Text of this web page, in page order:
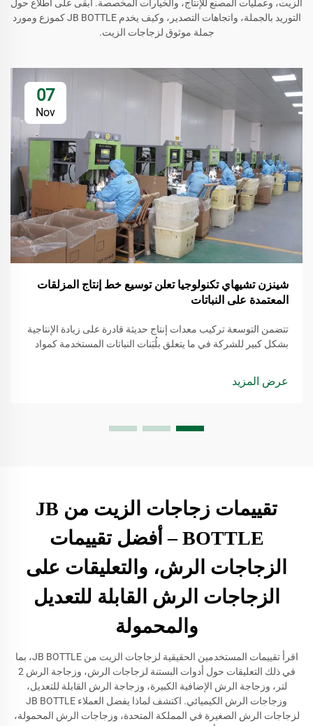
الزيت، وعمليات المصنع للإنتاج، والخيارات المخصصة. ابقى على اطلاع حول
التوريد بالجملة، واتجاهات التصدير، وكيف يخدم JB BOTTLE كموزع ومورد
جملة موثوق لزجاجات الزيت.
07
Nov
شينزن تشيهاي تكنولوجيا تعلن توسيع خط إنتاج المزلقات
المعتمدة على النباتات
تتضمن التوسعة تركيب معدات إنتاج حديثة قادرة على زيادة الإنتاجية
بشكل كبير للشركة في ما يتعلق بلُبَنات النباتات المستخدمة كمواد
عرض المزيد
تقييمات زجاجات الزيت من JB
BOTTLE – أفضل تقييمات
الزجاجات الرش، والتعليقات على
الزجاجات الرش القابلة للتعديل
والمحمولة
اقرأ تقييمات المستخدمين الحقيقية لزجاجات الزيت من JB BOTTLE، بما
في ذلك التعليقات حول أدوات البستنة لزجاجات الرش، وزجاجة الرش 2
لتر، وزجاجة الرش الإضافية الكبيرة، وزجاجة الرش القابلة للتعديل،
وزجاجات الرش الكيميائي. اكتشف لماذا يفضل العملاء JB BOTTLE
لزجاجات الرش الصغيرة في المملكة المتحدة، وزجاجات الرش المحمولة،